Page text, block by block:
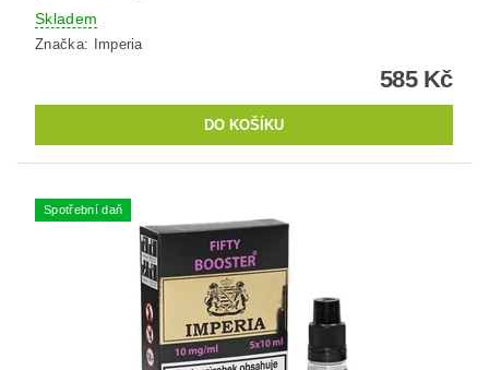
Skladem
Značka: Imperia
585 Kč
Spotřební daň